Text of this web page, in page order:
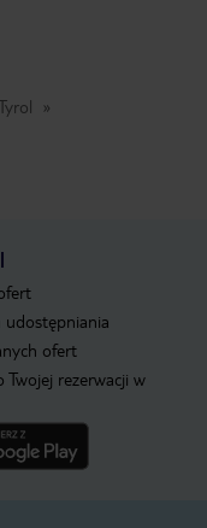
ofert
rezerwacji w